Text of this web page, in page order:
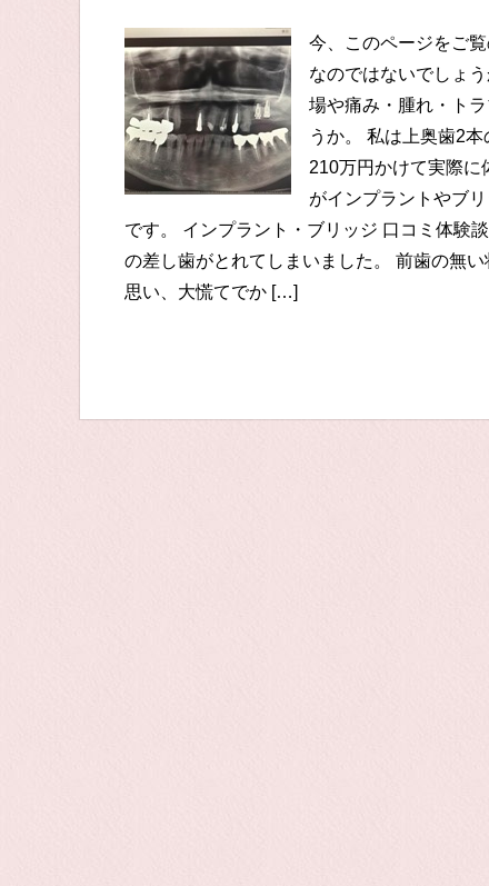
今、このページをご
なのではないでしょ
場や痛み・腫れ・ト
うか。 私は上奥歯2
210万円かけて実際に
がインプラントやブ
です。 インプラント・ブリッジ 口コミ体験
の差し歯がとれてしまいました。 前歯の無
思い、大慌てでか […]